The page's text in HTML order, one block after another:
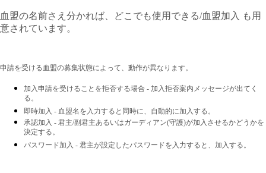
血盟の名前さえ分かれば、どこでも使用できる/血盟加入 も用
意されています。
申請を受ける血盟の募集状態によって、動作が異なります。
加入申請を受けることを拒否する場合 - 加入拒否案内メッセージが出てく
る。
即時加入 - 血盟名を入力すると同時に、自動的に加入する。
承認加入 - 君主/副君主あるいはガーディアン(守護)が加入させるかどうかを
決定する。
パスワード加入 - 君主が設定したパスワードを入力すると、加入する。